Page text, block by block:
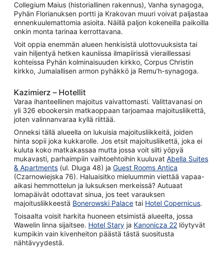
Collegium Maius (historiallinen rakennus), Vanha synagoga,
Pyhän Florianuksen portti ja Krakovan muuri voivat paljastaa
ennenkuulemattomia asioita. Näillä paljon kokeneilla paikoilla
onkin monta tarinaa kerrottavana.
Voit oppia enemmän alueen henkisistä ulottovuuksista tai
vain hiljentyä hetken kauniissa ilmapiirissä vieraillessasi
kohteissa Pyhän kolminaisuuden kirkko, Corpus Christin
kirkko, Jumalallisen armon pyhäkkö ja Remu’h-synagoga.
Kazimierz – Hotellit
Varaa ihanteellinen majoitus vaivattomasti. Valittavanasi on
yli 326 ebookersin matkaoppaan tarjoamaa majoitusliikettä,
joten valinnanvaraa kyllä riittää.
Onneksi tällä alueella on lukuisia majoitusliikkeitä, joiden
hinta sopii joka kukkarolle. Jos etsit majoitusliikettä, joka ei
kuluta koko matkakassaa mutta jossa voit silti yöpyä
mukavasti, parhaimpiin vaihtoehtoihin kuuluvat Abella Suites
& Apartments (ul. Dluga 48) ja Guest Rooms Antica
(Czarnowiejska 76). Haluaisitko mieluummin viettää vapaa-
aikasi hemmottelun ja luksuksen merkeissä? Autuaat
lomapäivät odottavat sinua, jos teet varauksen
majoitusliikkeestä Bonerowski Palace tai Hotel Copernicus.
Toisaalta voisit harkita huoneen etsimistä alueelta, jossa
Wawelin linna sijaitsee. Hotel Stary ja Kanonicza 22 löytyvät
kumpikin vain kivenheiton päästä tästä suositusta
nähtävyydestä.